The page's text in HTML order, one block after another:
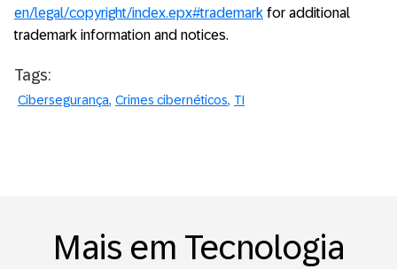
en/legal/copyright/index.epx#trademark for additional
trademark information and notices.
Tags:
Cibersegurança Crimes cibernéticos TI
Mais em Tecnologia